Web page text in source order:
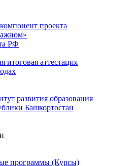
проекта
РФ
итоговая аттестация
развития образования
Башкортостан
программы (Курсы)